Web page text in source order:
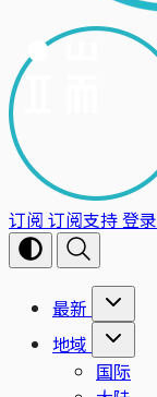
订阅 订阅支持登录
最新
地域
国际